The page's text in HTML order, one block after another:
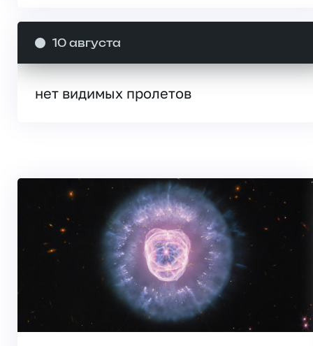
10 августа
нет видимых пролетов